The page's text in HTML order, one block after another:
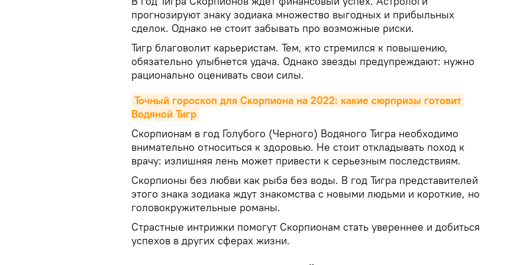
прогнозируют знаку зодиака множество выгодных и прибыльных
сделок. Однако не стоит забывать про возможные риски.
Тигр благоволит карьеристам. Тем, кто стремился к повышению,
обязательно улыбнется удача. Однако звезды предупреждают: нужно
рационально оценивать свои силы.
Точный гороскоп для Скорпиона на 2022: какие сюрпризы готовит
Водяной Тигр
Скорпионам в год Голубого (Черного) Водяного Тигра необходимо
внимательно относиться к здоровью. Не стоит откладывать поход к
врачу: излишняя лень может привести к серьезным последствиям.
Скорпионы без любви как рыба без воды. В год Тигра представителей
этого знака зодиака ждут знакомства с новыми людьми и короткие, но
головокружительные романы.
Страстные интрижки помогут Скорпионам стать увереннее и добиться
успехов в других сферах жизни.